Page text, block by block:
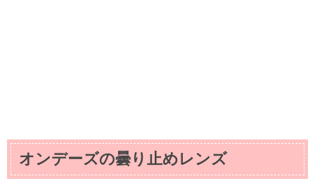
オンデーズの曇り止めレンズ